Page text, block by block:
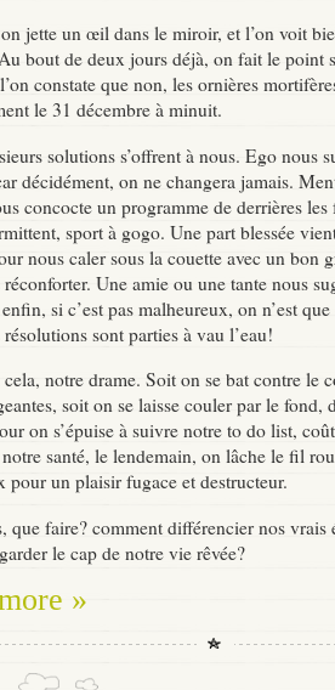
jette un œil dans le miroir, et l’on voit
bout de deux jours déjà, on fait le point
constate que non, les ornières
le 31 décembre à minuit.
solutions s’offrent à nous. Ego nous
décidément, on ne changera jamais.
concocte un programme de derrières
sport à gogo. Une part blessée
nous caler sous la couette avec un bon
Une amie ou une tante nous
enfin, si c’est pas malheureux, on n’est
sont parties à vau l’eau!
cela, notre drame. Soit on se bat contre le
soit on se laisse couler par le fond,
on s’épuise à suivre notre to do list,
santé, le lendemain, on lâche le fil
pour un plaisir fugace et destructeur.
que faire? comment différencier nos vrais
le cap de notre vie rêvée?
»